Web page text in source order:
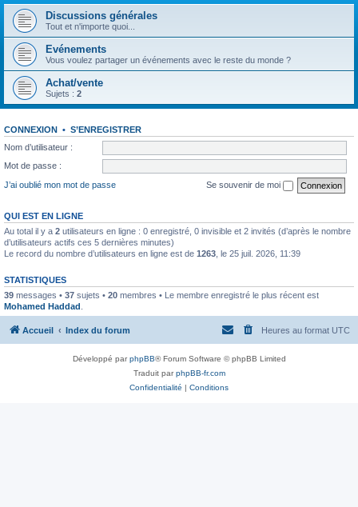
Discussions générales
Tout et n'importe quoi...
Evénements
Vous voulez partager un événements avec le reste du monde ?
Achat/vente
Sujets : 2
CONNEXION • S’ENREGISTRER
Nom d’utilisateur :
Mot de passe :
J’ai oublié mon mot de passe
Se souvenir de moi
QUI EST EN LIGNE
Au total il y a 2 utilisateurs en ligne : 0 enregistré, 0 invisible et 2 invités (d’après le nombre
d’utilisateurs actifs ces 5 dernières minutes)
Le record du nombre d’utilisateurs en ligne est de 1263 , le 25 juil. 2026, 11:39
STATISTIQUES
39 messages • 37 sujets • 20 membres • Le membre enregistré le plus récent est
Mohamed Haddad
Accueil Index du forum Heures au format UTC
Développé parphpBB® Forum Software © phpBB Limited
Traduit parphpBB-fr.com
Confidentialité | Conditions